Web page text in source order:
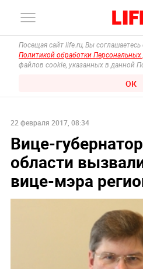
Посещая сайт life.ru, Вы
Политикой обработки
файлов cookie, указанных в данной
ОК
22 февраля 2017, 08:34
Вице-
области
вице-мэра